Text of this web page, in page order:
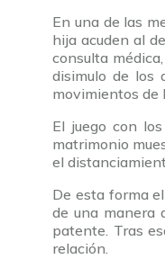
En una de las
hija acuden al
consulta
disimulo de los
movimientos de
El juego con
matrimonio
el
De esta forma
de una manera
patente. Tras
relación.